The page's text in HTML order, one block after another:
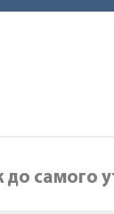
до самого